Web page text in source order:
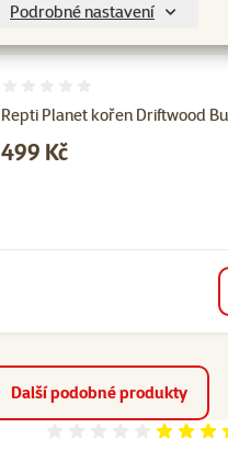
Podrobné nastavení
Repti Planet kořen Driftwood
Cena
499 Kč
Další podobné produkty
Hodnocení 100%